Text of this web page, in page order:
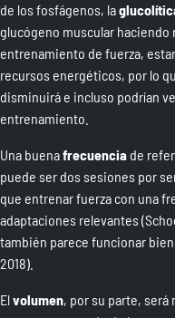
de los fosfágenos, la
glucógeno muscular
entrenamiento de fuerza,
recursos energéticos, por lo
disminuirá e incluso podrían
entrenamiento.
Una buenafrecuenciade
puede ser dos sesiones por
que entrenar fuerza con una
adaptaciones relevantes
también parece funcionar
2018).
Elvolumen, por su parte,